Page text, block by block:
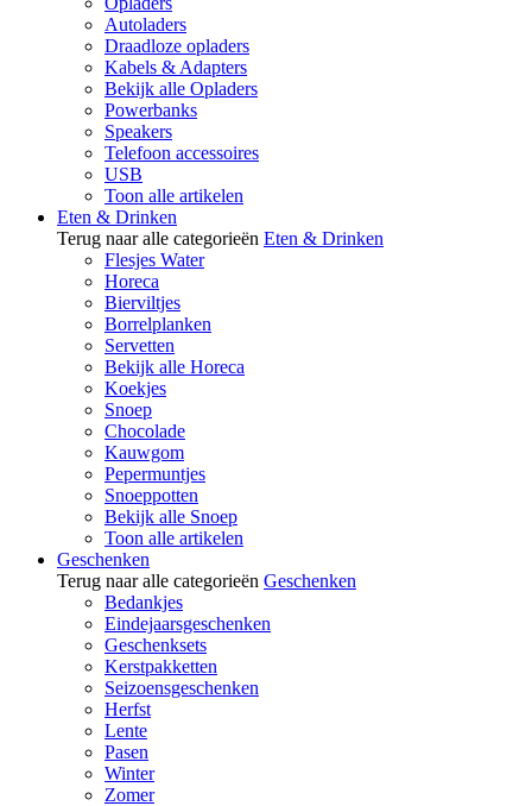
Autoladers
Draadloze opladers
Kabels & Adapters
Bekijk alle Opladers
Powerbanks
Speakers
Telefoon accessoires
USB
Toon alle artikelen
Eten & Drinken
Terug naar alle categorieën Eten & Drinken
Flesjes Water
Horeca
Bierviltjes
Borrelplanken
Servetten
Bekijk alle Horeca
Koekjes
Snoep
Chocolade
Kauwgom
Pepermuntjes
Snoeppotten
Bekijk alle Snoep
Toon alle artikelen
Geschenken
Terug naar alle categorieën Geschenken
Bedankjes
Eindejaarsgeschenken
Geschenksets
Kerstpakketten
Seizoensgeschenken
Herfst
Lente
Pasen
Winter
Zomer